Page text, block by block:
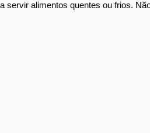
servir alimentos quentes ou frios.